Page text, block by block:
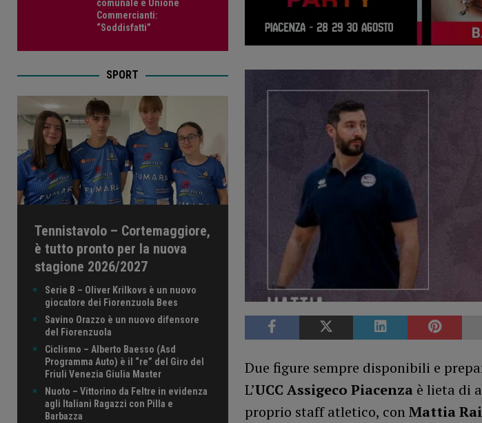
Due figure sempre disponibili e
L’UCC Assigeco Piacenza è lieta di
proprio staff atletico, conMattia
comunale e Unione
Commercianti:
“Soddisfatti”
SPORT
Tennistavolo – Cortemaggiore,
è tutto pronto per la nuova
stagione 2026/2027
Serie B – Oliver Krilkovs è un nuovo
giocatore dei Fiorenzuola Bees
Savino Orazzo è un nuovo difensore
del Fiorenzuola
Ciclismo – Alberto Baesso (Asd
Programma Auto) è il “re” del Giro del
Friuli Venezia Giulia Master
Nuoto – Vittorino da Feltre in evidenza
agli Italiani Ragazzi con Pilla e
Barbazza